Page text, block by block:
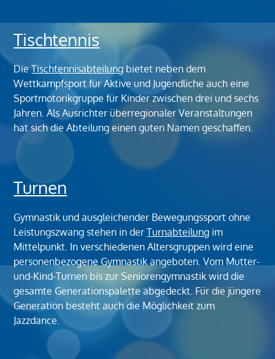
Tischtennis
DieTischtennisabteilung bietet neben dem
Wettkampfsport für Aktive und Jugendliche auch eine
Sportmotorikgruppe für Kinder zwischen drei und sechs
Jahren. Als Ausrichter überregionaler Veranstaltungen
hat sich die Abteilung einen guten Namen geschaffen.
Turnen
Gymnastik und ausgleichender Bewegungssport ohne
Leistungszwang stehen in derTurnabteilung im
Mittelpunkt. In verschiedenen Altersgruppen wird eine
personenbezogene Gymnastik angeboten. Vom Mutter-
und-Kind-Turnen bis zur Seniorengymnastik wird die
gesamte Generationspalette abgedeckt. Für die jüngere
Generation besteht auch die Möglichkeit zum
Jazzdance.